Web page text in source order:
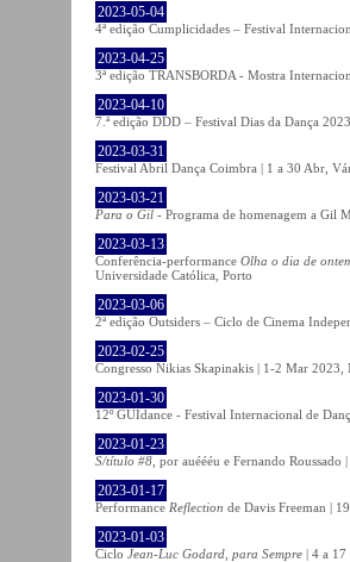
2023-05-04
4ª edição Cumplicidades – Festival
2023-04-25
3ª edição TRANSBORDA - Mostra
2023-04-10
7.ª edição DDD – Festival Dias da Dança
2023-03-31
Festival Abril Dança Coimbra | 1 a 30 Abr,
2023-03-21
Para o Gil - Programa de homenagem a Gil
2023-03-13
Conferência-performance Olha o dia de
Universidade Católica, Porto
2023-03-06
2ª edição Outsiders – Ciclo de Cinema
2023-02-25
Congresso Nikias Skapinakis | 1-2 Mar
2023-01-30
12º GUIdance - Festival Internacional de
2023-01-23
S/título #8 , por auéééu e Fernando
2023-01-17
Performance Reflection de Davis Freeman |
2023-01-03
Ciclo Jean-Luc Godard, para Sempre | 4 a 17